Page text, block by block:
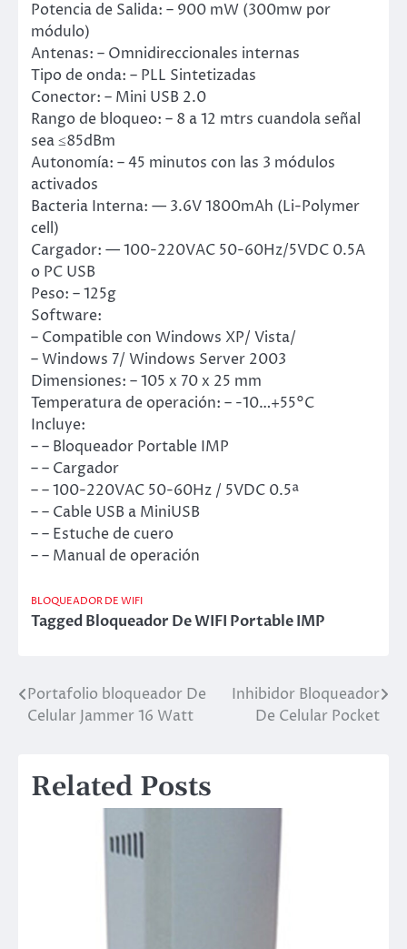
Potencia de Salida: – 900 mW (300mw por
módulo)
Antenas: – Omnidireccionales internas
Tipo de onda: – PLL Sintetizadas
Conector: – Mini USB 2.0
Rango de bloqueo: – 8 a 12 mtrs cuandola señal
sea ≤85dBm
Autonomía: – 45 minutos con las 3 módulos
activados
Bacteria Interna: — 3.6V 1800mAh (Li-Polymer
cell)
Cargador: — 100-220VAC 50-60Hz/5VDC 0.5A
o PC USB
Peso: – 125g
Software:
– Compatible con Windows XP/ Vista/
– Windows 7/ Windows Server 2003
Dimensiones: – 105 x 70 x 25 mm
Temperatura de operación: – -10…+55°C
Incluye:
– – Bloqueador Portable IMP
– – Cargador
– – 100-220VAC 50-60Hz / 5VDC 0.5ª
– – Cable USB a MiniUSB
– – Estuche de cuero
– – Manual de operación
BLOQUEADOR DE WIFI
TaggedBloqueador De WIFI Portable IMP
Post
navigation
Portafolio bloqueador De
Celular Jammer 16 Watt
Inhibidor Bloqueador
De Celular Pocket
Related Posts